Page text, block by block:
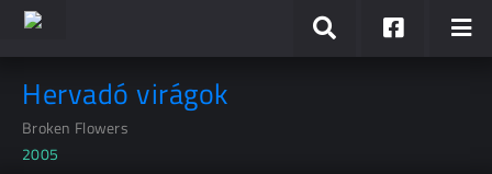
Hervadó virágok
Broken Flowers
2005